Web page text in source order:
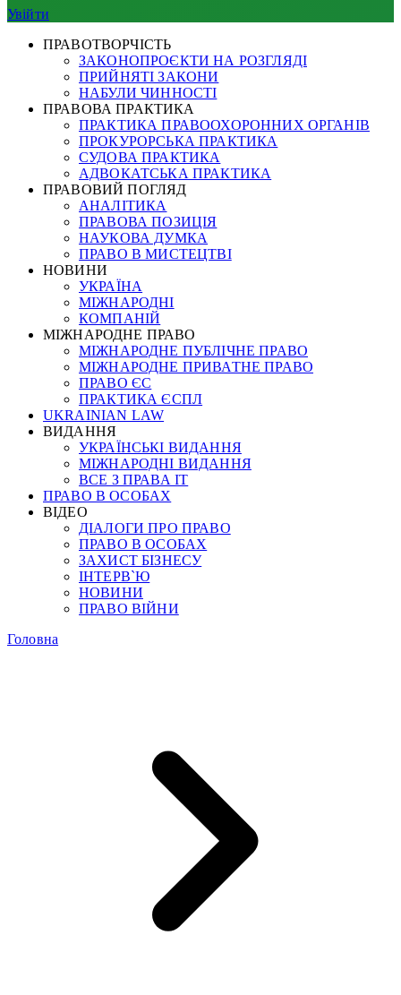
Увійти
ПРАВОТВОРЧІСТЬ
ЗАКОНОПРОЄКТИ НА РОЗГЛЯДІ
ПРИЙНЯТІ ЗАКОНИ
НАБУЛИ ЧИННОСТІ
ПРАВОВА ПРАКТИКА
ПРАКТИКА ПРАВООХОРОННИХ ОРГАНІВ
ПРОКУРОРСЬКА ПРАКТИКА
СУДОВА ПРАКТИКА
АДВОКАТСЬКА ПРАКТИКА
ПРАВОВИЙ ПОГЛЯД
АНАЛІТИКА
ПРАВОВА ПОЗИЦІЯ
НАУКОВА ДУМКА
ПРАВО В МИСТЕЦТВІ
НОВИНИ
УКРАЇНА
МІЖНАРОДНІ
КОМПАНІЙ
МІЖНАРОДНЕ ПРАВО
МІЖНАРОДНЕ ПУБЛІЧНЕ ПРАВО
МІЖНАРОДНЕ ПРИВАТНЕ ПРАВО
ПРАВО ЄС
ПРАКТИКА ЄСПЛ
UKRAINIAN LAW
ВИДАННЯ
УКРАЇНСЬКІ ВИДАННЯ
МІЖНАРОДНІ ВИДАННЯ
ВСЕ З ПРАВА ІТ
ПРАВО В ОСОБАХ
ВІДЕО
ДІАЛОГИ ПРО ПРАВО
ПРАВО В ОСОБАХ
ЗАХИСТ БІЗНЕСУ
ІНТЕРВ`Ю
НОВИНИ
ПРАВО ВІЙНИ
Головна